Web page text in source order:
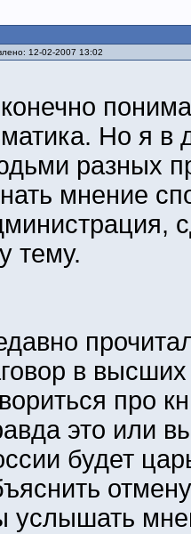
12-02-2007 13:02
Но я в
разных
мнение
тему.
в
про
это или
будет
услышать